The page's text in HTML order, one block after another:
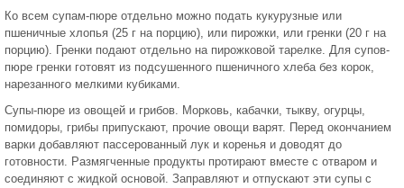
Ко всем супам-пюре отдельно можно подать кукурузные или
пшеничные хлопья (25 г на порцию), или пирожки, или гренки (20 г на
порцию). Гренки подают отдельно на пирожковой тарелке. Для супов-
пюре гренки готовят из подсушенного пшеничного хлеба без корок,
нарезанного мелкими кубиками.
Супы-пюре из овощей и грибов. Морковь, кабачки, тыкву, огурцы,
помидоры, грибы припускают, прочие овощи варят. Перед окончанием
варки добавляют пассерованный лук и коренья и доводят до
готовности. Размягченные продукты протирают вместе с отваром и
соединяют с жидкой основой. Заправляют и отпускают эти супы с